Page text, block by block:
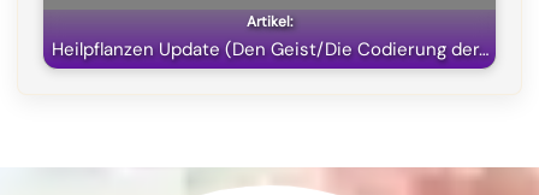
Heilpflanzen Update (Den Geist/Die Codierung der…